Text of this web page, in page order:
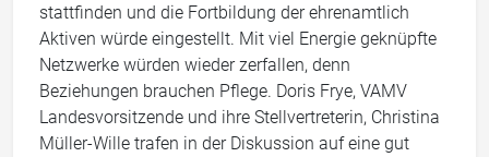
stattfinden und die Fortbildung der ehrenamtlich
Aktiven würde eingestellt. Mit viel Energie geknüpfte
Netzwerke würden wieder zerfallen, denn
Beziehungen brauchen Pflege. Doris Frye, VAMV
Landesvorsitzende und ihre Stellvertreterin, Christina
Müller-Wille trafen in der Diskussion auf eine gut